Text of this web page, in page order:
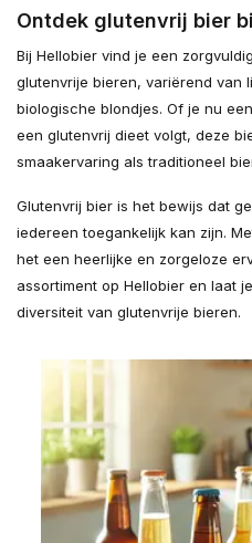
Ontdek glutenvrij bier
Bij Hellobier vind je een
glutenvrije bieren, variërend van
biologische blondjes. Of je nu
een glutenvrij dieet volgt, deze
smaakervaring als traditioneel
Glutenvrij bier is het bewijs dat
iedereen toegankelijk kan zijn.
het een heerlijke en zorgeloze
assortiment op Hellobier en laat
diversiteit van glutenvrije bieren.